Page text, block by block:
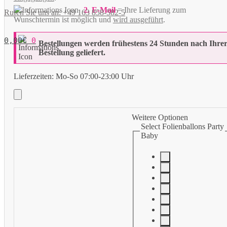
Rufen Sie uns an: +49 163 858-582-5
0,00€ 0
2. E-Mail= Ihre Lieferung zum
Wunschtermin ist möglich und wird ausgeführt.
Bestellungen werden frühestens 24 Stunden nach
Bestellung geliefert.
Lieferzeiten: Mo-So 07:00-23:00 Uhr
Weitere Optionen
Select Folienballons Party
Baby